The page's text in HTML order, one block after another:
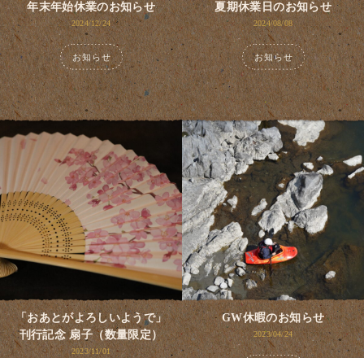
年末年始休業のお知らせ
2024/12/24
お知らせ
夏期休業日のお知らせ
2024/08/08
お知らせ
「おあとがよろしいようで」
刊行記念 扇子（数量限定）
2023/11/01
GW休暇のお知らせ
2023/04/24